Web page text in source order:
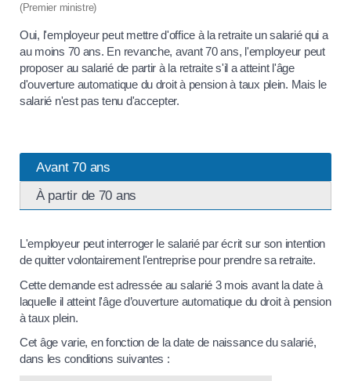
(Premier ministre)
Oui, l'employeur peut mettre d'office à la retraite un salarié qui a
au moins 70 ans. En revanche, avant 70 ans, l'employeur peut
proposer au salarié de partir à la retraite s'il a atteint l'âge
d'ouverture automatique du droit à pension à taux plein. Mais le
salarié n'est pas tenu d'accepter.
Avant 70 ans
À partir de 70 ans
L'employeur peut interroger le salarié par écrit sur son intention
de quitter volontairement l'entreprise pour prendre sa retraite.
Cette demande est adressée au salarié 3 mois avant la date à
laquelle il atteint l'âge d’ouverture automatique du droit à pension
à taux plein.
Cet âge varie, en fonction de la date de naissance du salarié,
dans les conditions suivantes :